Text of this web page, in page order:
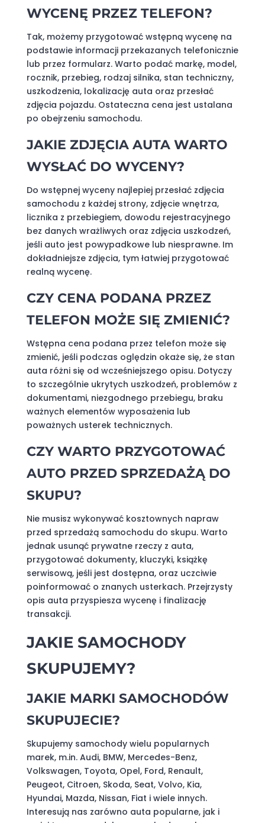
WYCENĘ PRZEZ TELEFON?
Tak, możemy przygotować wstępną wycenę na
podstawie informacji przekazanych telefonicznie
lub przez formularz. Warto podać markę, model,
rocznik, przebieg, rodzaj silnika, stan techniczny,
uszkodzenia, lokalizację auta oraz przesłać
zdjęcia pojazdu. Ostateczna cena jest ustalana
po obejrzeniu samochodu.
JAKIE ZDJĘCIA AUTA WARTO
WYSŁAĆ DO WYCENY?
Do wstępnej wyceny najlepiej przesłać zdjęcia
samochodu z każdej strony, zdjęcie wnętrza,
licznika z przebiegiem, dowodu rejestracyjnego
bez danych wrażliwych oraz zdjęcia uszkodzeń,
jeśli auto jest powypadkowe lub niesprawne. Im
dokładniejsze zdjęcia, tym łatwiej przygotować
realną wycenę.
CZY CENA PODANA PRZEZ
TELEFON MOŻE SIĘ ZMIENIĆ?
Wstępna cena podana przez telefon może się
zmienić, jeśli podczas oględzin okaże się, że stan
auta różni się od wcześniejszego opisu. Dotyczy
to szczególnie ukrytych uszkodzeń, problemów z
dokumentami, niezgodnego przebiegu, braku
ważnych elementów wyposażenia lub
poważnych usterek technicznych.
CZY WARTO PRZYGOTOWAĆ
AUTO PRZED SPRZEDAŻĄ DO
SKUPU?
Nie musisz wykonywać kosztownych napraw
przed sprzedażą samochodu do skupu. Warto
jednak usunąć prywatne rzeczy z auta,
przygotować dokumenty, kluczyki, książkę
serwisową, jeśli jest dostępna, oraz uczciwie
poinformować o znanych usterkach. Przejrzysty
opis auta przyspiesza wycenę i finalizację
transakcji.
JAKIE SAMOCHODY
SKUPUJEMY?
JAKIE MARKI SAMOCHODÓW
SKUPUJECIE?
Skupujemy samochody wielu popularnych
marek, m.in. Audi, BMW, Mercedes-Benz,
Volkswagen, Toyota, Opel, Ford, Renault,
Peugeot, Citroen, Skoda, Seat, Volvo, Kia,
Hyundai, Mazda, Nissan, Fiat i wiele innych.
Interesują nas zarówno auta popularne, jak i